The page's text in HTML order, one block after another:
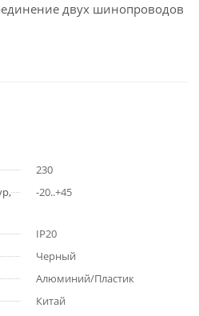
двух шинопроводов
230
-20..+45
IP20
Черный
Алюминий/Пластик
Китай